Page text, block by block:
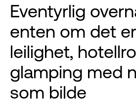
Eventyrlig
enten om det
leilighet,
glamping med
som bilde